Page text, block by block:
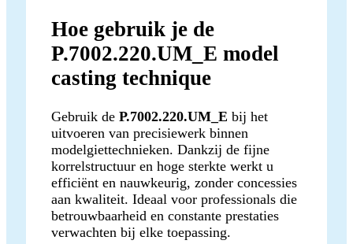
Hoe gebruik je de
P.7002.220.UM_E model
casting technique
Gebruik de P.7002.220.UM_E bij het
uitvoeren van precisiewerk binnen
modelgiettechnieken. Dankzij de fijne
korrelstructuur en hoge sterkte werkt u
efficiënt en nauwkeurig, zonder concessies
aan kwaliteit. Ideaal voor professionals die
betrouwbaarheid en constante prestaties
verwachten bij elke toepassing.